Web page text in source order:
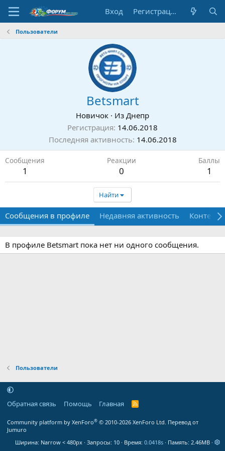
Вход Регистрация
Пользователи
Betsmart
Новичок · Из Днепр
Регистрация 14.06.2018
Последняя активность 14.06.2018
Сообщения
1
Реакции
0
Баллы
1
Найти
Сообщения в профиле Недавняя активность Контент
В профиле Betsmart пока нет ни одного сообщения.
Пользователи
Обратная связь Помощь Главная
R
Community platform by XenForo® © 2010-2026 XenForo Ltd. Перевод от
Jumuro
Ширина
Запросы 10 Время 0.0418s Память 2.46MB